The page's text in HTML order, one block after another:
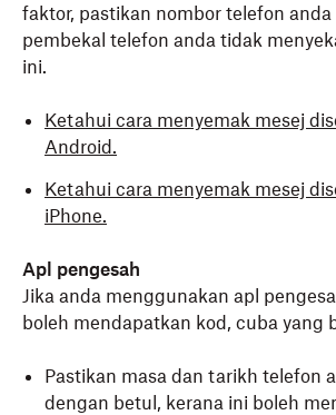
faktor, pastikan nombor telefon
pembekal telefon anda tidak
ini.
Ketahui cara menyemak mesej
Android.
Ketahui cara menyemak mesej
iPhone.
Apl pengesah
Jika anda menggunakan apl
boleh mendapatkan kod, cuba yang
Pastikan masa dan tarikh telefon
dengan betul, kerana ini boleh